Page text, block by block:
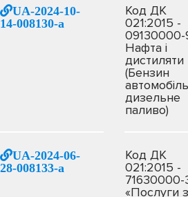
UA-2024-10-
14-008130-a
Код ДК
021:2015 -
09130000-
Нафта і
дистиляти
(Бензин
дизельне
паливо)
UA-2024-06-
28-008133-a
Код ДК
021:2015 -
71630000-
«Послуги з